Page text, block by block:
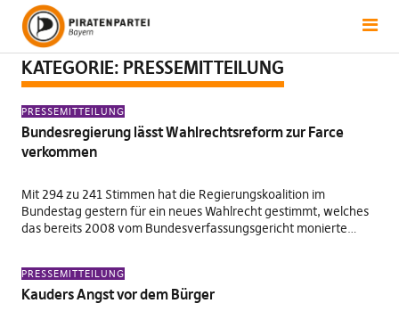
KATEGORIE: PRESSEMITTEILUNG
PRESSEMITTEILUNG
Bundesregierung lässt Wahlrechtsreform zur Farce
verkommen
Mit 294 zu 241 Stimmen hat die Regierungskoalition im
Bundestag gestern für ein neues Wahlrecht gestimmt, welches
das bereits 2008 vom Bundesverfassungsgericht monierte…
PRESSEMITTEILUNG
Kauders Angst vor dem Bürger